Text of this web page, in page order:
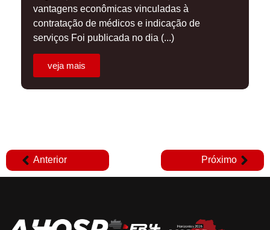
vantagens econômicas vinculadas à
contratação de médicos e indicação de
serviços Foi publicada no dia (...)
veja mais
Anterior Próximo